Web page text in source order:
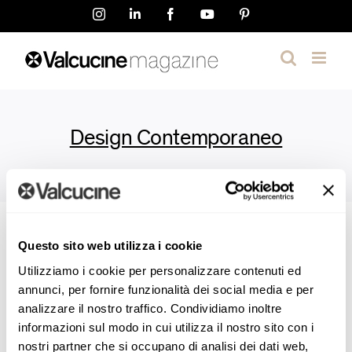
Questo sito web utilizza i cookie
Utilizziamo i cookie per personalizzare contenuti ed
annunci, per fornire funzionalità dei social media e per
analizzare il nostro traffico. Condividiamo inoltre
informazioni sul modo in cui utilizza il nostro sito con i
nostri partner che si occupano di analisi dei dati web,
to
content
InstagramLinkedInFacebookYouTube
Design Contemporaneo
Projects